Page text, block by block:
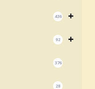
+
436
+
92
376
28